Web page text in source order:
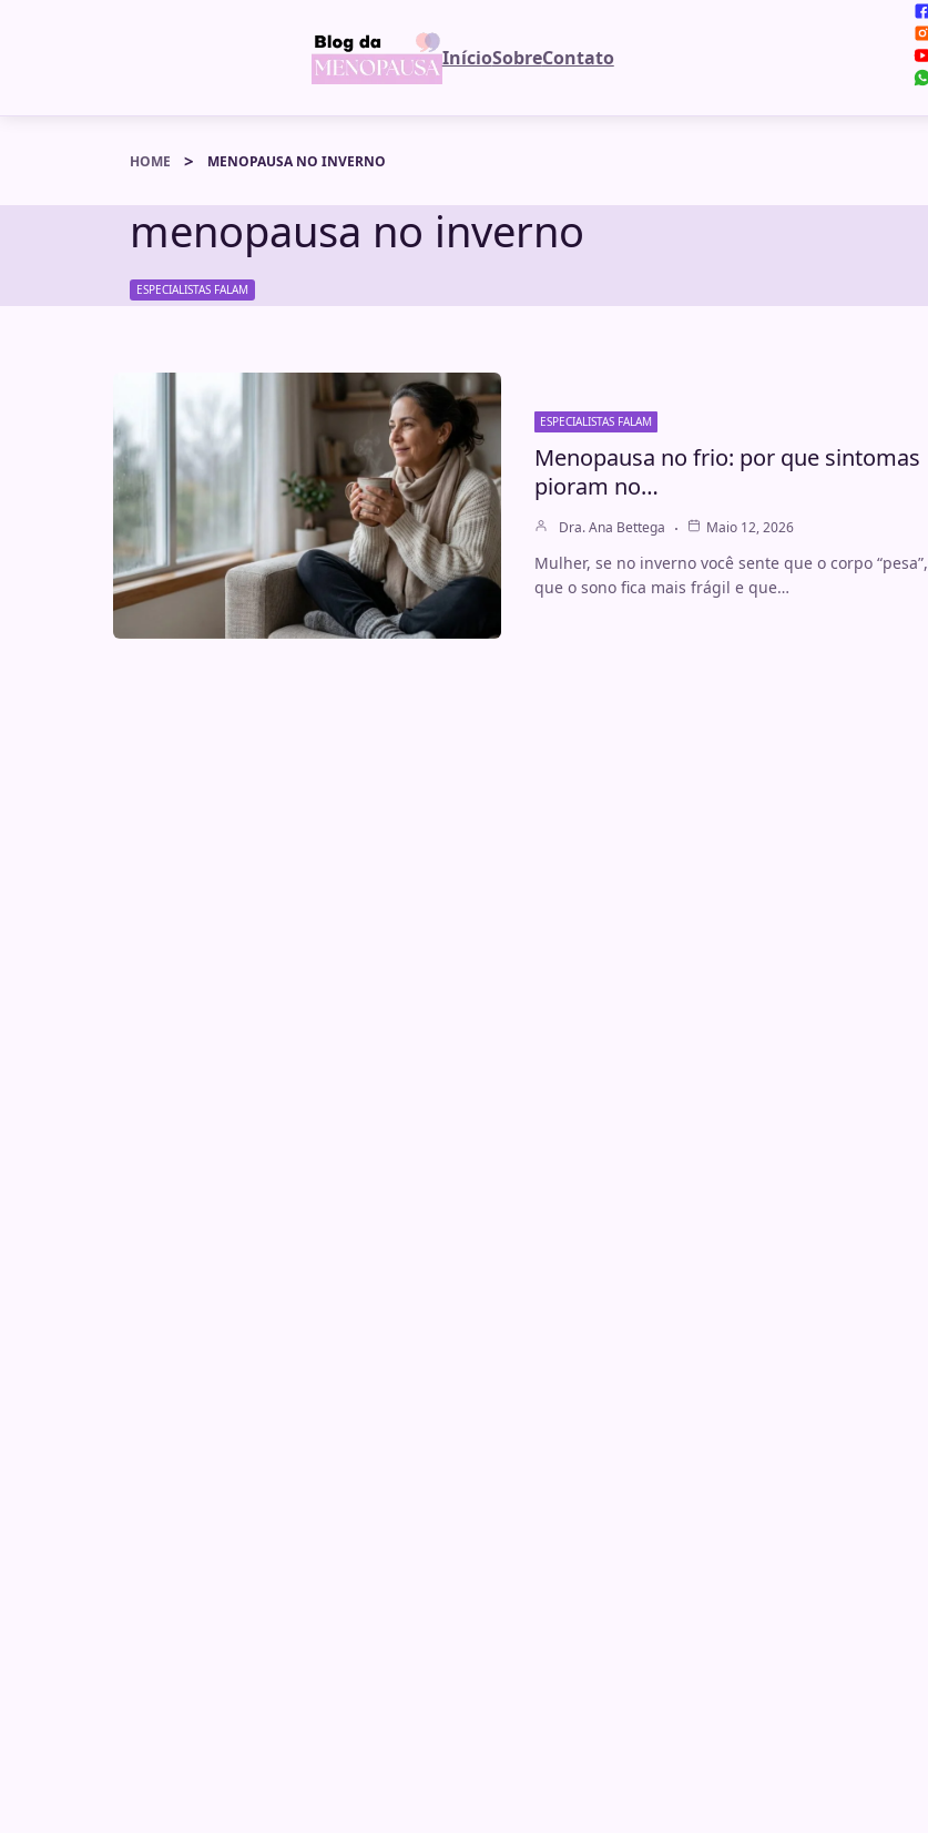
InícioSobreContato
HOME MENOPAUSA NO INVERNO
menopausa no inverno
ESPECIALISTAS FALAM
ESPECIALISTAS FALAM
Menopausa no frio: por que sintomas
pioram no…
Dra. Ana Bettega Maio 12, 2026
Mulher, se no inverno você sente que o corpo “pesa”,
que o sono fica mais frágil e que…